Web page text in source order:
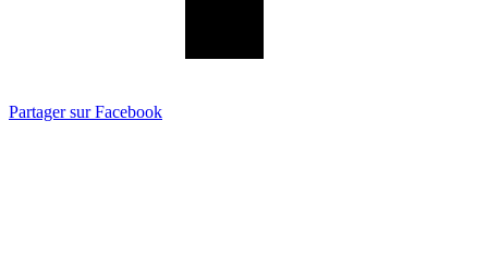
Partager sur Facebook